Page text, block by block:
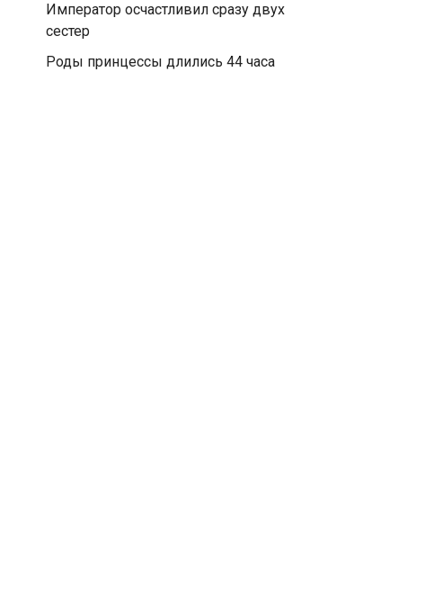
Император осчастливил сразу двух
сестер
Роды принцессы длились 44 часа